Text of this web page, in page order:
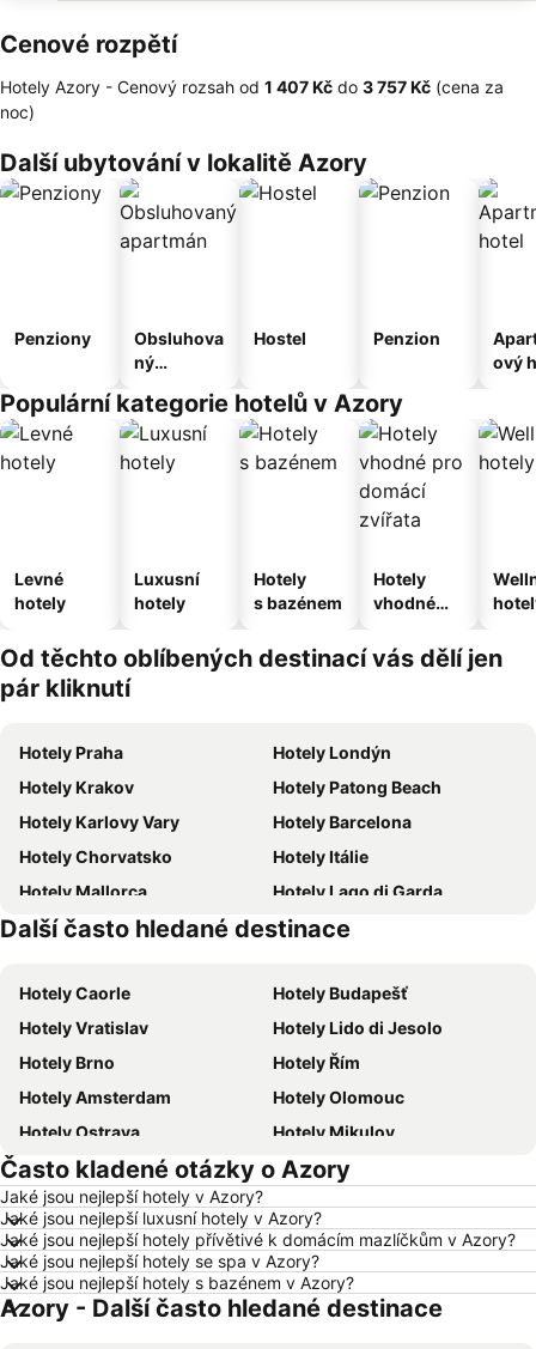
Cenové rozpětí
Hotely Azory - Cenový rozsah od ‎1 407 Kč do ‎3 757 Kč (cena za
noc)
Další ubytování v lokalitě Azory
Penziony
Obsluhova
ný
Hostel Penzion
ový
Populární kategorie hotelů v Azory
Levné
hotely
Luxusní
hotely
Hotely
s bazénem
Hotely
vhodné
domácí
zvířata
Od těchto oblíbených destinací vás dělí jen
pár kliknutí
Hotely Praha
Hotely Londýn
Hotely Krakov
Hotely Patong Beach
Hotely Karlovy Vary
Hotely Barcelona
Hotely Chorvatsko
Hotely Itálie
Hotely Mallorca
Hotely Lago di Garda
Hotely Česká republika
Hotely Šumava
Další často hledané destinace
Hotely Caorle
Hotely Budapešť
Hotely Vratislav
Hotely Lido di Jesolo
Hotely Brno
Hotely Řím
Hotely Amsterdam
Hotely Olomouc
Hotely Ostrava
Hotely Mikulov
Hotely Hurghada
Hotely Znojmo
Hotely Kolobrzeg
Hotely Nice
Hotely Verona
Hotely České Budějovice
Hotely Manavgat
Hotely Český Krumlov
Hotely Krkonoše
Často kladené otázky o Azory
Jaké jsou nejlepší hotely v Azory?
Jaké jsou nejlepší luxusní hotely v Azory?
Jaké jsou nejlepší hotely přívětivé k domácím mazlíčkům v Azory?
Jaké jsou nejlepší hotely se spa v Azory?
Jaké jsou nejlepší hotely s bazénem v Azory?
Azory - Další často hledané destinace